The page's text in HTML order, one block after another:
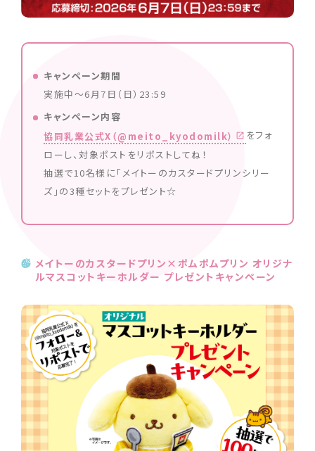
キャンペーン期間
実施中～6月7日（日）23:59
キャンぺーン内容
協同乳業公式X（@meito_kyodomilk）
をフォ
ローし、対象ポストをリポストしてね！
抽選で10名様に「メイトーのカスタードプリンシリー
ズ」の3種セットをプレゼント☆
メイトーのカスタードプリン×ポムポムプリン オリジナ
ルマスコットキーホルダー プレゼントキャンペーン